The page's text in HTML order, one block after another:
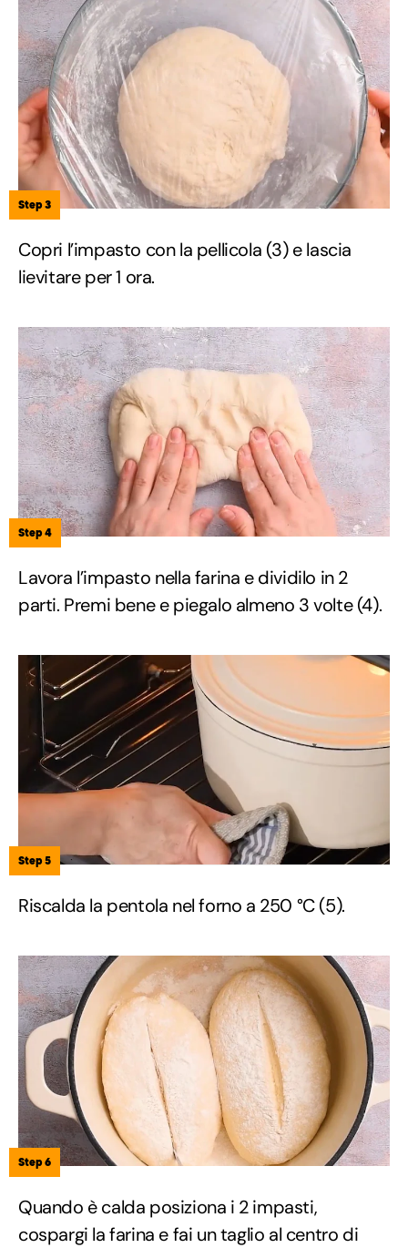
Step 3
Copri l’impasto con la pellicola (3) e lascia
lievitare per 1 ora.
Step 4
Lavora l’impasto nella farina e dividilo in 2
parti. Premi bene e piegalo almeno 3 volte (4).
Step 5
Riscalda la pentola nel forno a 250 °C (5).
Step 6
Quando è calda posiziona i 2 impasti,
cospargi la farina e fai un taglio al centro di